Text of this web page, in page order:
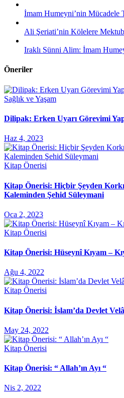
İmam Humeyni’nin Mücadele
Ali Şeriati’nin Kölelere
Iraklı Sünni Alim: İmam
Öneriler
Sağlık ve Yaşam
Dilipak: Erken Uyarı Görevimi
Haz 4, 2023
Kitap Önerisi
Kitap Önerisi: Hiçbir Şeyden
Kaleminden Şehid Süleymani
Oca 2, 2023
Kitap Önerisi
Kitap Önerisi: Hüseynî Kıyam –
Ağu 4, 2022
Kitap Önerisi
Kitap Önerisi: İslam’da Devlet
May 24, 2022
Kitap Önerisi
Kitap Önerisi: “ Allah’ın Ayı “
Nis 2, 2022